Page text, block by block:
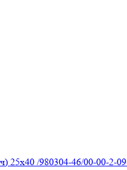
25х40 /980304-46/00-00-2-